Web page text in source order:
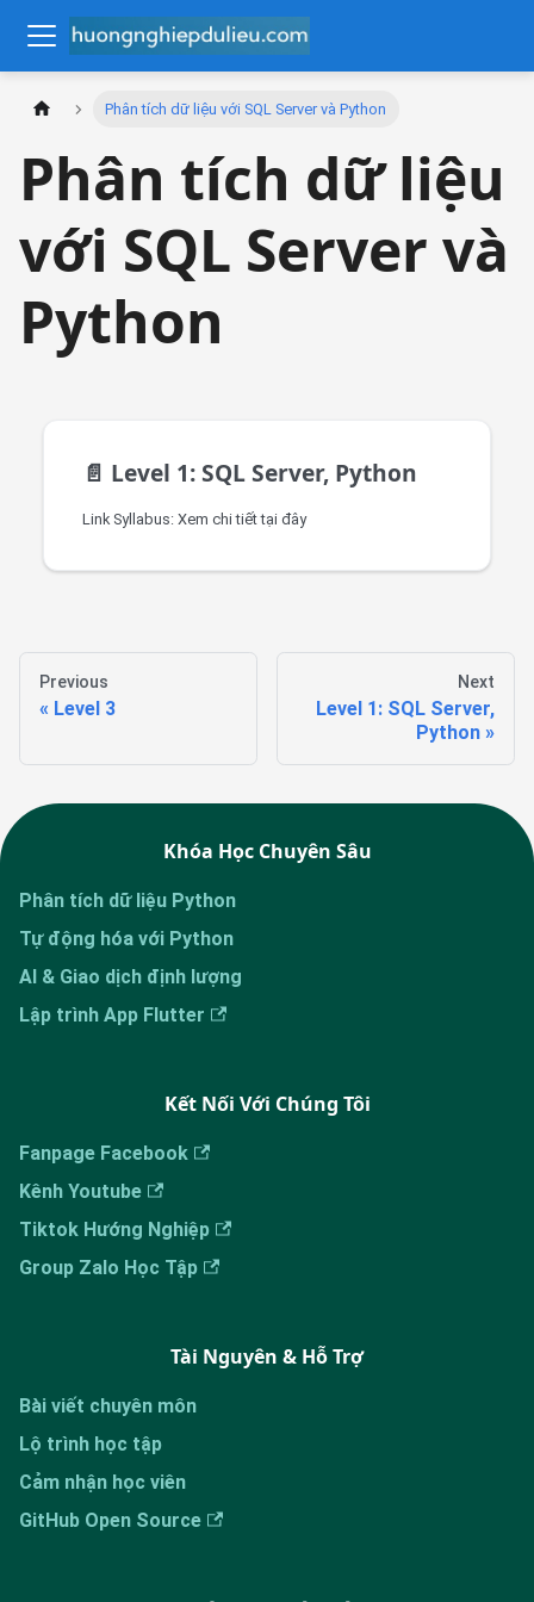
Phân tích dữ liệu với SQL Server và Python
Phân tích dữ liệu
với SQL Server và
Python
📄️ Level 1: SQL Server, Python
Link Syllabus: Xem chi tiết tại đây
Previous
Level 3
Next
Level 1: SQL Server,
Python
Khóa Học Chuyên Sâu
Phân tích dữ liệu Python
Tự động hóa với Python
AI & Giao dịch định lượng
Lập trình App Flutter
Kết Nối Với Chúng Tôi
Fanpage Facebook
Kênh Youtube
Tiktok Hướng Nghiệp
Group Zalo Học Tập
Tài Nguyên & Hỗ Trợ
Bài viết chuyên môn
Lộ trình học tập
Cảm nhận học viên
GitHub Open Source